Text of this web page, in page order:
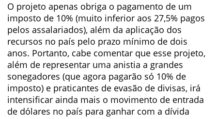
O projeto apenas obriga o pagamento de um
imposto de 10% (muito inferior aos 27,5% pagos
pelos assalariados), além da aplicação dos
recursos no país pelo prazo mínimo de dois
anos. Portanto, cabe comentar que esse projeto,
além de representar uma anistia a grandes
sonegadores (que agora pagarão só 10% de
imposto) e praticantes de evasão de divisas, irá
intensificar ainda mais o movimento de entrada
de dólares no país para ganhar com a dívida